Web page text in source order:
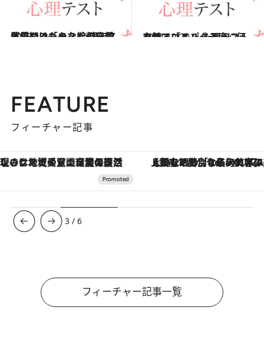
2015.1.24
買いたいものを給料日前に見つけたら？ 心理テストで知る「あなたの恋愛体質」
占い 2014.12.20
クリスマスパーティに何を着ていく？ 心理テストで知る「メンクイ度」
占い
FEATURE
フィーチャー記事
【銀座で出合う最旬美容】美髪ケアや上質な眠り…セルフケアのアップデートから、特別な名入れギフトまで。大人のための「ReFa GINZA」クルーズ
3 /6
フィーチャー記事一覧